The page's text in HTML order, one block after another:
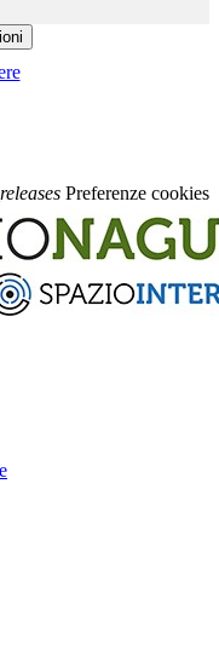
Preferenze cookies